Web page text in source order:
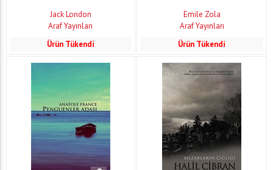
Jack London
Araf Yayınları
Ürün Tükendi
Emile Zola
Araf Yayınları
Ürün Tükendi